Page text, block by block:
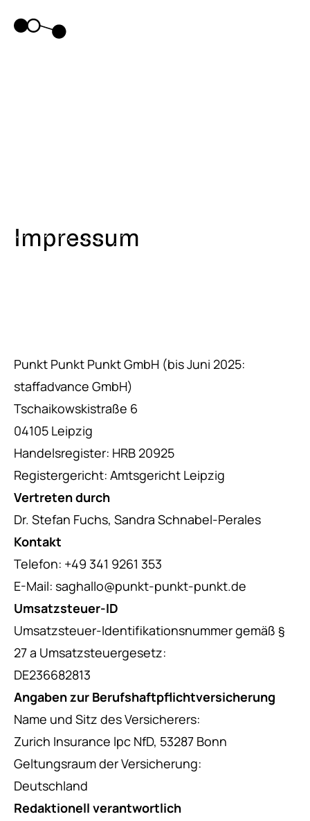
Impressum
Punkt Punkt Punkt GmbH (bis Juni 2025:
staffadvance GmbH)
Tschaikowskistraße 6
04105 Leipzig
Handelsregister: HRB 20925
Registergericht: Amtsgericht Leipzig
Vertreten durch
Dr. Stefan Fuchs, Sandra Schnabel-Perales
Kontakt
Telefon: +49 341 9261 353
E-Mail: saghallo@punkt-punkt-punkt.de
Umsatzsteuer-ID
Umsatzsteuer-Identifikationsnummer gemäß §
27 a Umsatzsteuergesetz:
DE236682813
Angaben zur Berufshaftpflichtversicherung
Name und Sitz des Versicherers:
Zurich Insurance lpc NfD, 53287 Bonn
Geltungsraum der Versicherung:
Deutschland
Redaktionell verantwortlich